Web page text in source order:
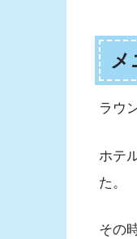
メ
ラウ
ホテ
た。
その